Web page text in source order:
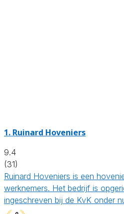
1. Ruinard Hoveniers
9.4
(31)
Ruinard Hoveniers is een
werknemers. Het bedrijf is
ingeschreven bij de KvK onder